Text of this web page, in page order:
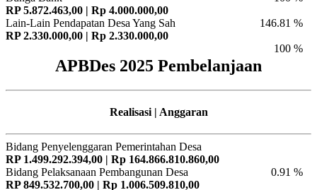
RP 5.872.463,00 | Rp 4.000.000,00
146.81 %
Lain-Lain Pendapatan Desa Yang Sah
RP 2.330.000,00 | Rp 2.330.000,00
100 %
APBDes 2025 Pembelanjaan
Realisasi | Anggaran
Bidang Penyelenggaran Pemerintahan Desa
RP 1.499.292.394,00 | Rp 164.866.810.860,00
0.91 %
Bidang Pelaksanaan Pembangunan Desa
RP 849.532.700,00 | Rp 1.006.509.810,00